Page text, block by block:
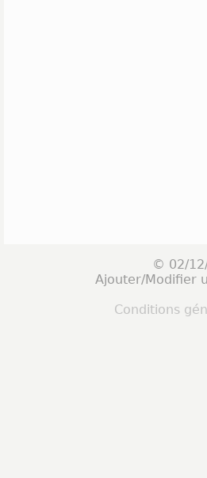
© 02/
Ajouter/Modifier
Conditions